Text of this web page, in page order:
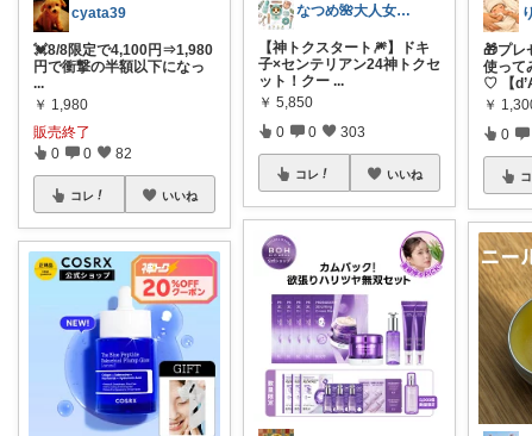
cyata39
💓8/8限定で4,100円⇒1,980
円で衝撃の半額以下になっ
...
￥ 1,980
販売終了
0 0 82
コレ いいね
なつめ🌺大人女子のお悩み美容🫧
【神トクスタート🎆】ドキ
子×センテリアン24神トクセ
ット！クー ...
￥ 5,850
0 0 303
コレ いいね
🎁プレ
使って
♡ 【
￥
0